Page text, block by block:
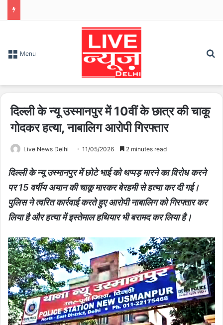
Menu
दिल्ली के न्यू उस्मानपुर में 10वीं के छात्र की चाकू
गोदकर हत्या, नाबालिग आरोपी गिरफ्तार
Live News Delhi 11/05/2026 2 minutes read
दिल्ली के न्यू उस्मानपुर में छोटे भाई को थप्पड़ मारने का विरोध करने
पर 15 वर्षीय अयान की चाकू मारकर बेरहमी से हत्या कर दी गई।
पुलिस ने त्वरित कार्रवाई करते हुए आरोपी नाबालिग को गिरफ्तार कर
लिया है और हत्या में इस्तेमाल हथियार भी बरामद कर लिया है।